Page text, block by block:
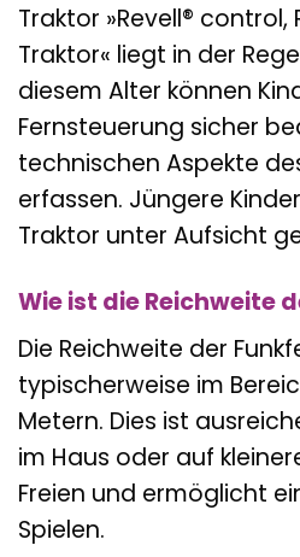
Traktor »Revell® control,
Traktor« liegt in der
diesem Alter können
Fernsteuerung sicher
technischen Aspekte
erfassen. Jüngere
Traktor unter Aufsicht
Wie ist die Reichweite
Die Reichweite der
typischerweise im
Metern. Dies ist
im Haus oder auf
Freien und ermöglicht
Spielen.